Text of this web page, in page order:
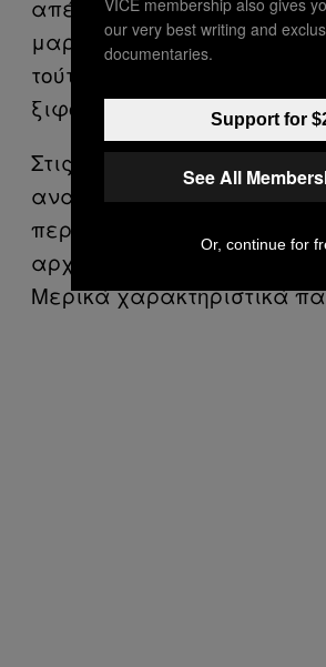
απέσπων τμήματα
μαρμάρων
τούτον παν μέσον, συνήθως
ξιφολόγχη ή άλλον λίθον».
Στις 160 σελίδες της
αναφορά και σε
περιστατικά κλοπής
αρχαιοτήτων από όλη την
Μερικά χαρακτηριστικά
our very best writing and
documentaries.
Support for
See All
Or, continue for